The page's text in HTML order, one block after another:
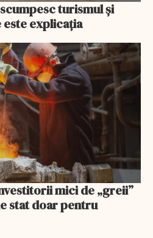
turismul și
explicația
mici de „greii”
stat doar pentru